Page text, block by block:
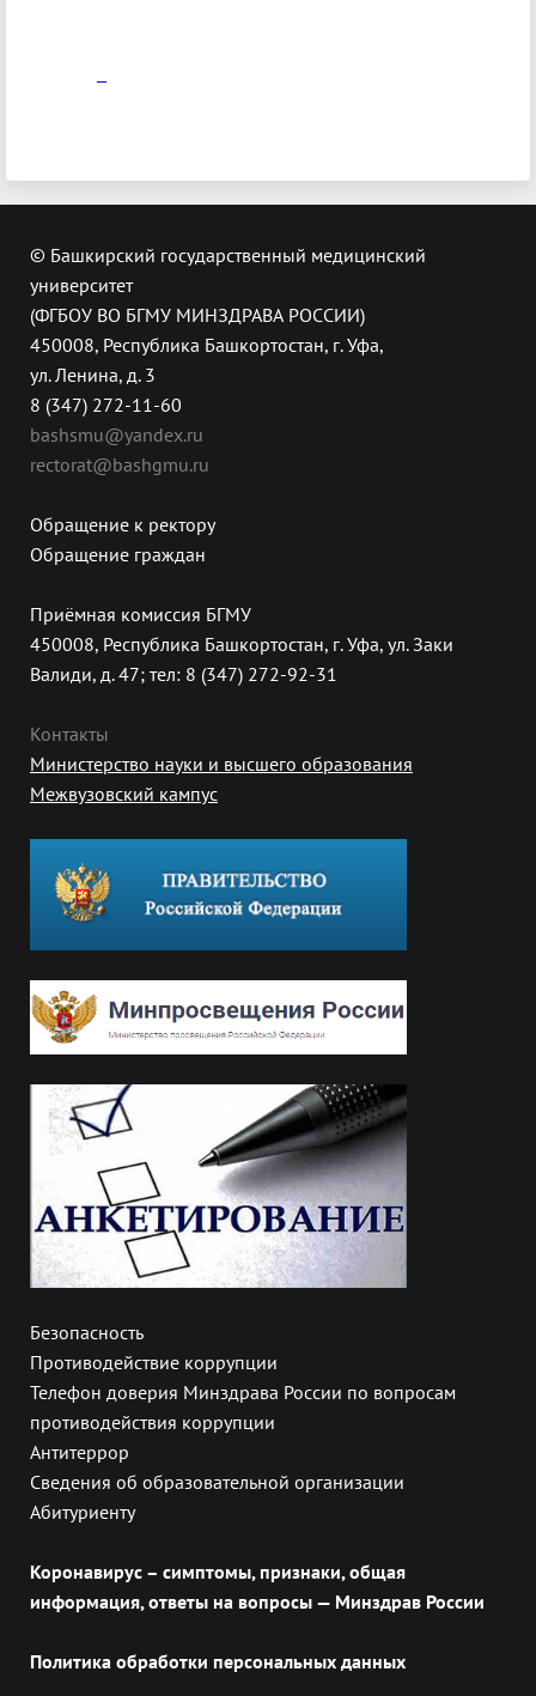
© Башкирский государственный медицинский
университет
(ФГБОУ ВО БГМУ МИНЗДРАВА РОССИИ)
450008, Республика Башкортостан, г. Уфа,
ул. Ленина, д. 3
8 (347) 272-11-60
bashsmu@yandex.ru
rectorat@bashgmu.ru
Обращение к ректору
Обращение граждан
Приёмная комиссия БГМУ
450008, Республика Башкортостан, г. Уфа, ул. Заки
Валиди, д. 47; тел: 8 (347) 272-92-31
Контакты
Министерство науки и высшего образования
Межвузовский кампус
Безопасность
Противодействие коррупции
Телефон доверия Минздрава России по вопросам
противодействия коррупции
Антитеррор
Сведения об образовательной организации
Абитуриенту
Коронавирус – симптомы, признаки, общая
информация, ответы на вопросы — Минздрав России
Политика обработки персональных данных